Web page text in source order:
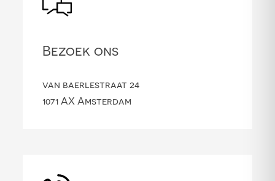
Bezoek ons
van baerlestraat 24
1071 AX Amsterdam